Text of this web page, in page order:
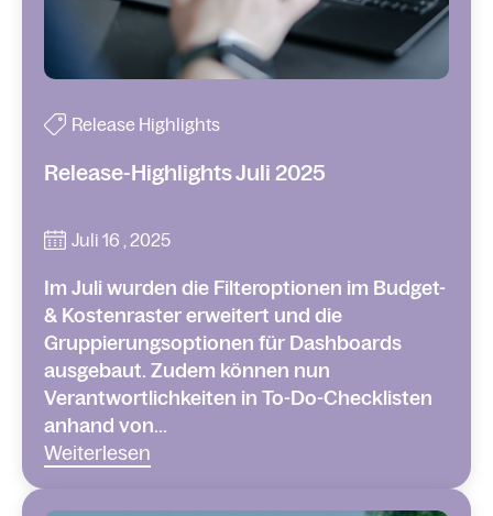
Release Highlights
Release-Highlights Juli 2025
Juli 16 , 2025
Im Juli wurden die Filteroptionen im Budget-
& Kostenraster erweitert und die
Gruppierungsoptionen für Dashboards
ausgebaut. Zudem können nun
Verantwortlichkeiten in To-Do-Checklisten
anhand von...
Weiterlesen